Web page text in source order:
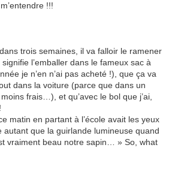
!!!
trois semaines, il va falloir le ramener
l’emballer dans le fameux sac à
je n’en n’ai pas acheté !), que ça va
dans la voiture (parce que dans un
frais…), et qu’avec le bol que j’ai,
matin en partant à l’école avait les yeux
autant que la guirlande lumineuse quand
vraiment beau notre sapin… » So, what